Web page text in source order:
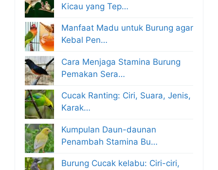
Kicau yang Tep…
Manfaat Madu untuk Burung agar
Kebal Pen…
Cara Menjaga Stamina Burung
Pemakan Sera…
Cucak Ranting: Ciri, Suara, Jenis,
Karak…
Kumpulan Daun-daunan
Penambah Stamina Bu…
Burung Cucak kelabu: Ciri-ciri,